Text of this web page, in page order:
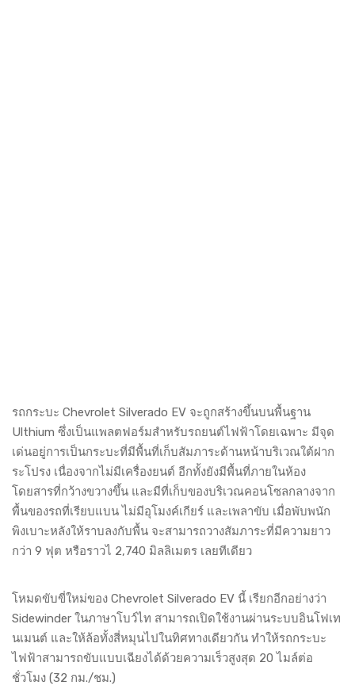
รถกระบะ Chevrolet Silverado EV จะถูกสร้างขึ้นบนพื้นฐาน
Ulthium ซึ่งเป็นแพลตฟอร์มสำหรับรถยนต์ไฟฟ้าโดยเฉพาะ มีจุด
เด่นอยู่การเป็นกระบะที่มีพื้นที่เก็บสัมภาระด้านหน้าบริเวณใต้ฝาก
ระโปรง เนื่องจากไม่มีเครื่องยนต์ อีกทั้งยังมีพื้นที่ภายในห้อง
โดยสารที่กว้างขวางขึ้น และมีที่เก็บของบริเวณคอนโซลกลางจาก
พื้นของรถที่เรียบแบน ไม่มีอุโมงค์เกียร์ และเพลาขับ เมื่อพับพนัก
พิงเบาะหลังให้ราบลงกับพื้น จะสามารถวางสัมภาระที่มีความยาว
กว่า 9 ฟุต หรือราวไ 2,740 มิลลิเมตร เลยทีเดียว
โหมดขับขี่ใหม่ของ Chevrolet Silverado EV นี้ เรียกอีกอย่างว่า
Sidewinder ในภาษาโบว์ไท สามารถเปิดใช้งานผ่านระบบอินโฟเท
นเมนต์ และให้ล้อทั้งสี่หมุนไปในทิศทางเดียวกัน ทำให้รถกระบะ
ไฟฟ้าสามารถขับแบบเฉียงได้ด้วยความเร็วสูงสุด 20 ไมล์ต่อ
ชั่วโมง (32 กม./ชม.)